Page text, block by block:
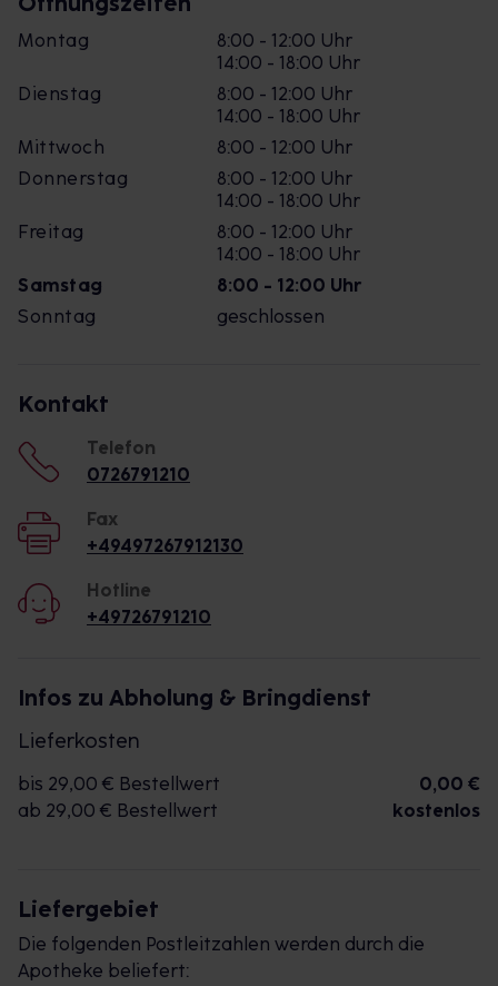
Montag
8:00 - 12:00 Uhr
14:00 - 18:00 Uhr
Dienstag
8:00 - 12:00 Uhr
14:00 - 18:00 Uhr
Mittwoch
8:00 - 12:00 Uhr
Donnerstag
8:00 - 12:00 Uhr
14:00 - 18:00 Uhr
Freitag
8:00 - 12:00 Uhr
14:00 - 18:00 Uhr
Samstag
8:00 - 12:00 Uhr
Sonntag
geschlossen
Kontakt
Telefon
0726791210
Fax
+49497267912130
Hotline
+49726791210
Infos zu Abholung & Bringdienst
Lieferkosten
bis 29,00 € Bestellwert
0,00 €
ab 29,00 € Bestellwert
kostenlos
Liefergebiet
Die folgenden Postleitzahlen werden durch die
Apotheke beliefert: